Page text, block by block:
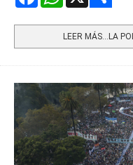
LEER MÁS…LA